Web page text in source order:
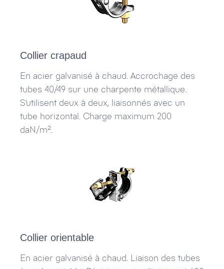
Collier crapaud
En acier galvanisé à chaud. Accrochage des
tubes 40/49 sur une charpente métallique.
S’utilisent deux à deux, liaisonnés avec un
tube horizontal. Charge maximum 200
daN/m².
Collier orientable
En acier galvanisé à chaud. Liaison des tubes